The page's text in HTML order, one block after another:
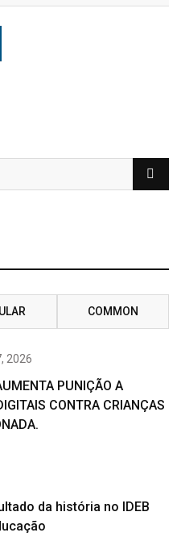
COMMON
2026
PUNIÇÃO A
CONTRA CRIANÇAS
da história no IDEB